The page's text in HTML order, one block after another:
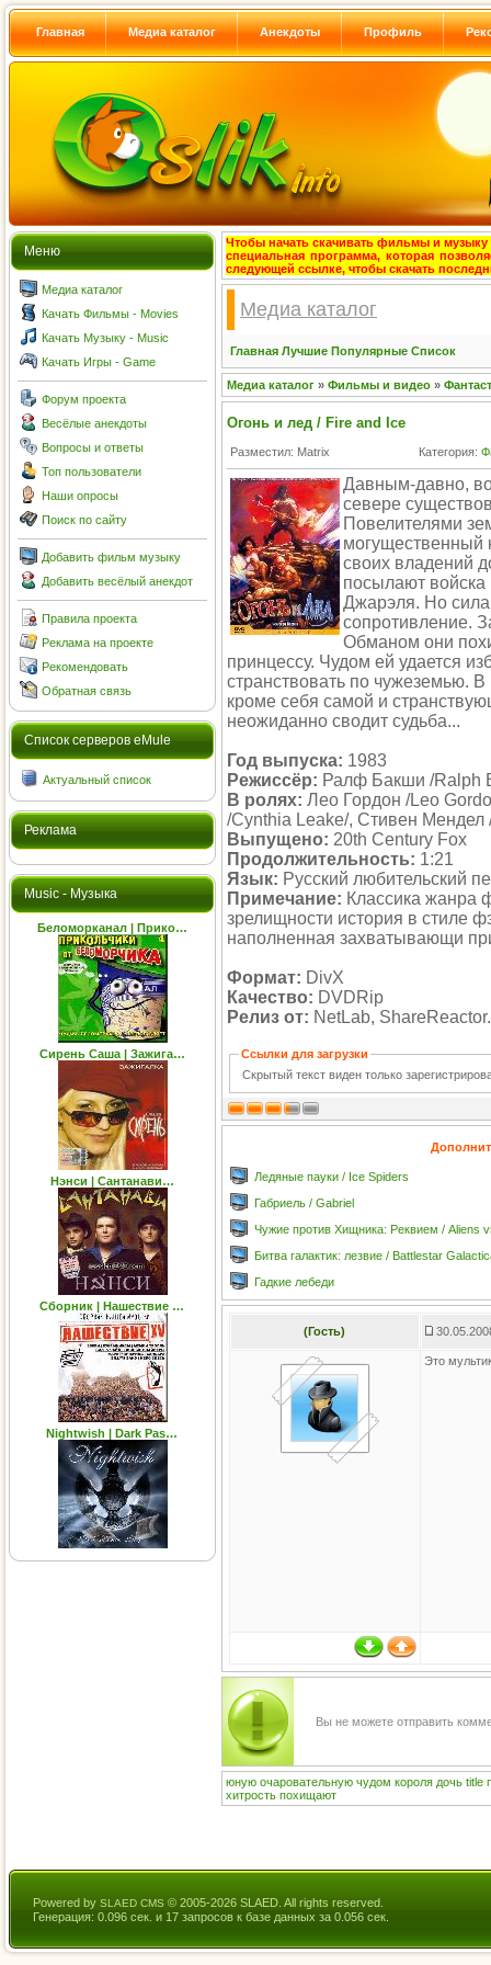
Главная Медиа каталог Анекдоты Профиль
Меню
Медиа каталог
Качать Фильмы - Movies
Качать Музыку - Music
Качать Игры - Game
Форум проекта
Весёлые анекдоты
Вопросы и ответы
Топ пользователи
Наши опросы
Поиск по сайту
Добавить фильм музыку
Добавить весёлый анекдот
Правила проекта
Реклама на проекте
Рекомендовать
Обратная связь
Cписок серверов eMule
Актуальный список
Реклама
Music - Музыка
Беломорканал | Прико…
Сирень Саша | Зажига…
Нэнси | Сантанави…
Сборник | Нашествие …
Nightwish | Dark Pas…
Чтобы начать скачивать фильмы и музыку
специальная программа, которая
следующей ссылке, чтобы скачать
Медиа каталог
Главная Лучшие Популярные Список
Медиа каталог » Фильмы и видео »
Огонь и лед / Fire and Ice
Разместил: Matrix Категория:
Давным-давно,
севере
Повелителями
могущественный
своих владений
посылают войска
Джарэля. Но
сопротивление.
Обманом они
принцессу. Чудом ей удается
странствовать по чужеземью. В
кроме себя самой и
неожиданно сводит судьба...
Год выпуска: 1983
Режиссёр: Ралф Бакши /Ralph
В ролях: Лео Гордон /Leo
/Cynthia Leake/, Стивен Мендел
Выпущено: 20th Century Fox
Продолжительность: 1:21
Язык: Русский любительский
Примечание: Классика жанра
зрелищности история в стиле
наполненная захватывающи
Формат: DivX
Качество: DVDRip
Релиз от: NetLab,
Ссылки для загрузки
Скрытый текст виден только
Ледяные пауки / Ice Spiders
Габриель / Gabriel
Чужие против Хищника: Реквием / Aliens
Битва галактик: лезвие / Battlestar
Гадкие лебеди
(Гость)
Это
Вы не можете отправить
юную очаровательную чудом короля дочь title
хитрость похищают
Powered by SLAED CMS © 2005-2026 SLAED. All rights reserved.
Генерация: 0.096 сек. и 17 запросов к базе данных за 0.056 сек.